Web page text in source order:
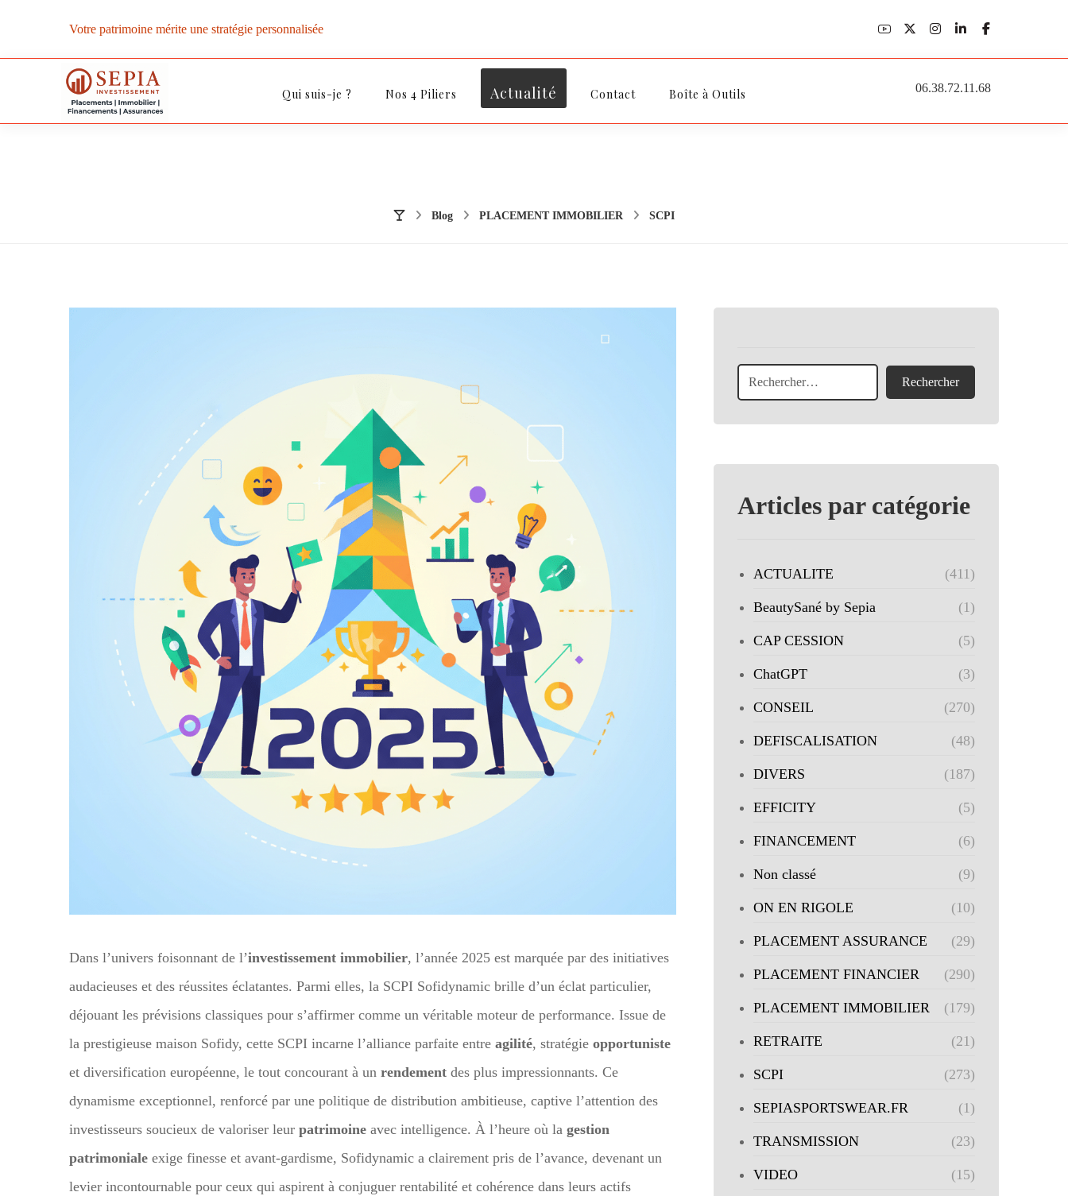
Votre patrimoine mérite une stratégie personnalisée
Qui suis-je ? Nos 4 Piliers Actualité Contact Boîte à Outils 06.38.72.11.68
Blog PLACEMENT IMMOBILIER SCPI
Dans l’univers foisonnant de l’investissement immobilier, l’année 2025 est marquée par des initiatives
audacieuses et des réussites éclatantes. Parmi elles, la SCPI Sofidynamic brille d’un éclat particulier,
déjouant les prévisions classiques pour s’affirmer comme un véritable moteur de performance. Issue de
la prestigieuse maison Sofidy, cette SCPI incarne l’alliance parfaite entre agilité, stratégie opportuniste
et diversification européenne, le tout concourant à un rendement des plus impressionnants. Ce
dynamisme exceptionnel, renforcé par une politique de distribution ambitieuse, captive l’attention des
investisseurs soucieux de valoriser leur patrimoine avec intelligence. À l’heure où la gestion
patrimoniale exige finesse et avant-gardisme, Sofidynamic a clairement pris de l’avance, devenant un
levier incontournable pour ceux qui aspirent à conjuguer rentabilité et cohérence dans leurs actifs
Articles par catégorie
ACTUALITE (411)
BeautySané by Sepia (1)
CAP CESSION (5)
ChatGPT (3)
CONSEIL (270)
DEFISCALISATION (48)
DIVERS (187)
EFFICITY (5)
FINANCEMENT (6)
Non classé (9)
ON EN RIGOLE (10)
PLACEMENT ASSURANCE (29)
PLACEMENT FINANCIER (290)
PLACEMENT IMMOBILIER (179)
RETRAITE (21)
SCPI (273)
SEPIASPORTSWEAR.FR (1)
TRANSMISSION (23)
VIDEO (15)